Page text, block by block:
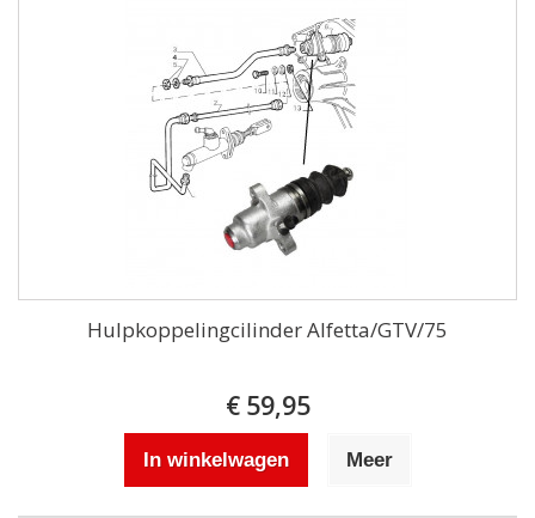
Hulpkoppelingcilinder Alfetta/GTV/75
€ 59,95
In winkelwagen Meer